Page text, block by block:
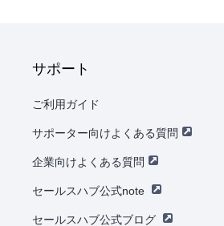
サポート
ご利用ガイド
サポーター向けよくある質問
企業向けよくある質問
セールスハブ公式note
セールスハブ公式ブログ